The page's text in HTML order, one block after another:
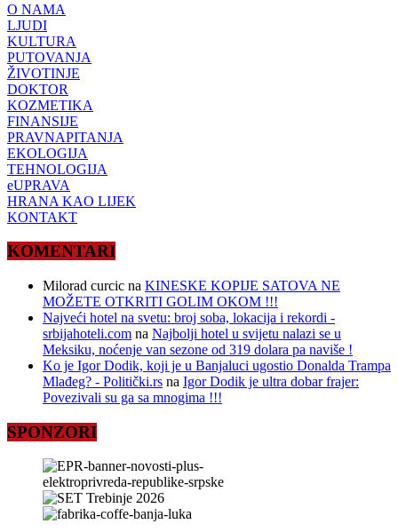
O NAMA
LJUDI
KULTURA
PUTOVANJA
ŽIVOTINJE
DOKTOR
KOZMETIKA
FINANSIJE
PRAVNAPITANJA
EKOLOGIJA
TEHNOLOGIJA
eUPRAVA
HRANA KAO LIJEK
KONTAKT
KOMENTARI
Milorad curcic na KINESKE KOPIJE SATOVA NE
MOŽETE OTKRITI GOLIM OKOM !!!
Najveći hotel na svetu: broj soba, lokacija i rekordi -
srbijahoteli.com na Najbolji hotel u svijetu nalazi se u
Meksiku, noćenje van sezone od 319 dolara pa naviše !
Ko je Igor Dodik, koji je u Banjaluci ugostio Donalda Trampa
Mlađeg? - Politički.rs na Igor Dodik je ultra dobar frajer:
Povezivali su ga sa mnogima !!!
SPONZORI